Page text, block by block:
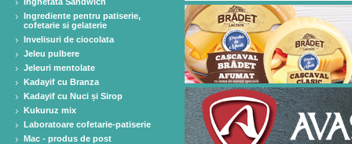
Ingrediente pentru patiserie,
cofetarie si gelaterie
Invelisuri de ciocolata
Jeleu pulbere
Jeleuri mentolate
Kadayif cu Branza
Kadayif cu Nuci și Sirop
Kukuruz mix
Laboratoare cofetarie-patiserie
Mac - produs de post